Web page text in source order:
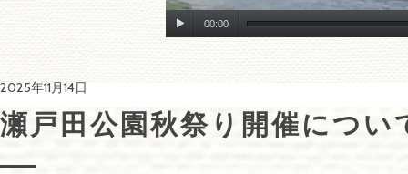
00:00
2025年11月14日
瀬戸田公園秋祭り開催につい